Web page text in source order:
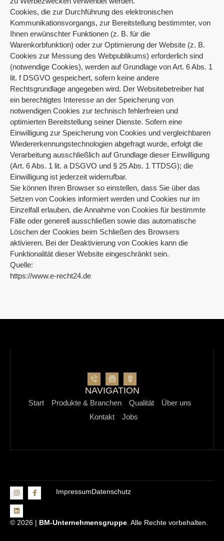
Cookies, die zur Durchführung des elektronischen
Kommunikationsvorgangs, zur Bereitstellung bestimmter, von
Ihnen erwünschter Funktionen (z. B. für die
Warenkorbfunktion) oder zur Optimierung der Website (z. B.
Cookies zur Messung des Webpublikums) erforderlich sind
(notwendige Cookies), werden auf Grundlage von Art. 6 Abs. 1
lit. f DSGVO gespeichert, sofern keine andere
Rechtsgrundlage angegeben wird. Der Websitebetreiber hat
ein berechtigtes Interesse an der Speicherung von
notwendigen Cookies zur technisch fehlerfreien und
optimierten Bereitstellung seiner Dienste. Sofern eine
Einwilligung zur Speicherung von Cookies und vergleichbaren
Wiedererkennungstechnologien abgefragt wurde, erfolgt die
Verarbeitung ausschließlich auf Grundlage dieser Einwilligung
(Art. 6 Abs. 1 lit. a DSGVO und § 25 Abs. 1 TTDSG); die
Einwilligung ist jederzeit widerrufbar.
Sie können Ihren Browser so einstellen, dass Sie über das
Setzen von Cookies informiert werden und Cookies nur im
Einzelfall erlauben, die Annahme von Cookies für bestimmte
Fälle oder generell ausschließen sowie das automatische
Löschen der Cookies beim Schließen des Browsers
aktivieren. Bei der Deaktivierung von Cookies kann die
Funktionalität dieser Website eingeschränkt sein.
Quelle:
https://www.e-recht24.de
NAVIGATION
Start Produkte & Branchen Qualität
Über uns
Kontakt
Jobs
© 2026 | BM-Unternehmensgruppe . Alle Rechte vorbehalten.
ImpressumDatenschutz